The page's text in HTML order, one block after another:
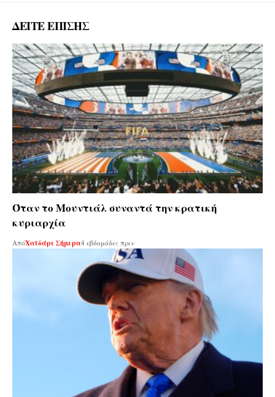
ΔΕΙΤΕ ΕΠΙΣΗΣ
Όταν το Mουντιάλ συναντά την κρατική
κυριαρχία
ΑπόΧαϊδάρι Σήμερα4 εβδομάδες πριν